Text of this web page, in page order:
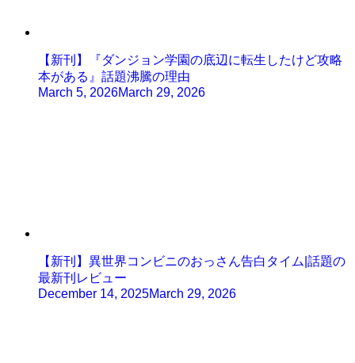
【新刊】『ダンジョン学園の底辺に転生したけど攻略
本がある』話題沸騰の理由
March 5, 2026March 29, 2026
【新刊】異世界コンビニのおっさん告白タイム|話題の
最新刊レビュー
December 14, 2025March 29, 2026